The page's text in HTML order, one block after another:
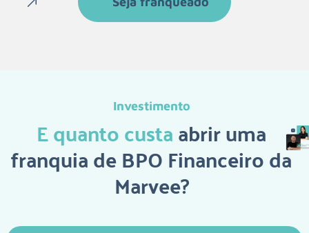
Investimento
E quanto custaabrir uma
franquia de BPO Financeiro da
Marvee?